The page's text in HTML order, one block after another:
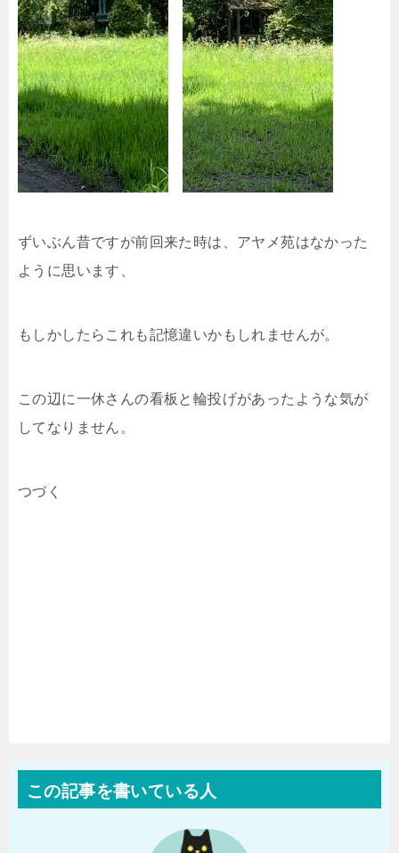
ずいぶん昔ですが前回来た時は、アヤメ苑はなかった
ように思います、
もしかしたらこれも記憶違いかもしれませんが。
この辺に一休さんの看板と輪投げがあったような気が
してなりません。
つづく
この記事を書いている人